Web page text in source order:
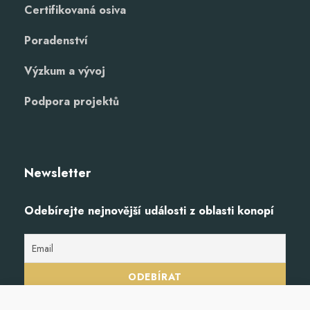
Certifikovaná osiva
Poradenství
Výzkum a vývoj
Podpora projektů
Newsletter
Odebírejte nejnovější události z oblasti konopí